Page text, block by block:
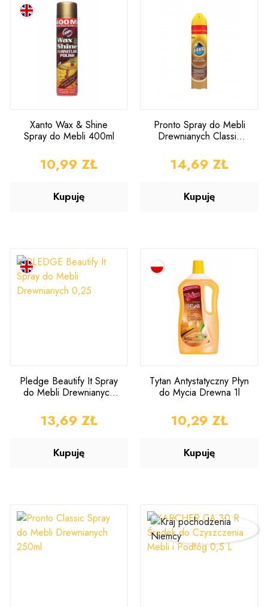
Xanto Wax & Shine
Spray do Mebli 400ml
CENA
10,99 ZŁ
Kupuję
Pronto Spray do Mebli
Drewnianych Classic
CENA
14,69 ZŁ
Kupuję
Pledge Beautify It Spray
do Mebli Drewnianych
CENA
13,69 ZŁ
Kupuję
Tytan Antystatyczny Płyn
do Mycia Drewna 1l
CENA
10,29 ZŁ
Kupuję